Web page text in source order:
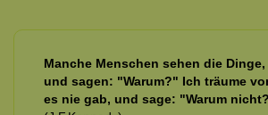
Manche Menschen sehen die
und sagen: "Warum?" Ich träume
es nie gab, und sage: "Warum